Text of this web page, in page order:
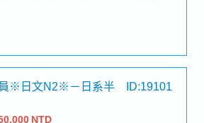
英文與海外關係企業進行接單／下單
方面進行聯繫・使用Excel、Word進
理【魅力】・可活用日文與英文，累
協調的實務經驗。・幾乎沒有出差或
辦公室穩定工作。・可在日系企業穩
內外部協調能力。・經常需要與日
上海及南通的成員聯繫與協作，需具
能力。【公司簡介】作為日系企業，
、婚假、喪假、生理假、產檢假、陪
)
員※日文N2※－日系半 ID:19101
NTD